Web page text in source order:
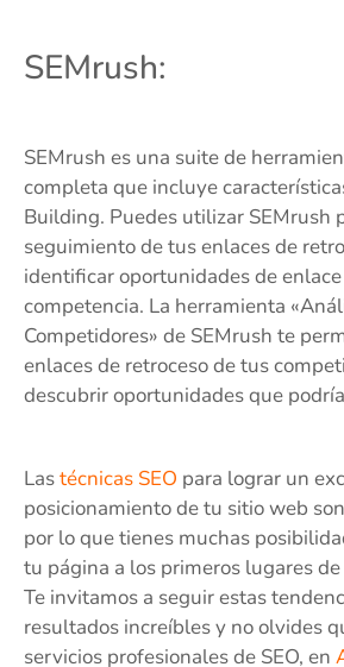
SEMrush:
SEMrush es una suite de
completa que incluye
Building. Puedes utilizar SEMrush
seguimiento de tus enlaces de
identificar oportunidades de
competencia. La herramienta
Competidores» de SEMrush te
enlaces de retroceso de tus
descubrir oportunidades que
Lastécnicas SEO para lograr un
posicionamiento de tu sitio web
por lo que tienes muchas
tu página a los primeros lugares
Te invitamos a seguir estas
resultados increíbles y no olvides
servicios profesionales de SEO, en